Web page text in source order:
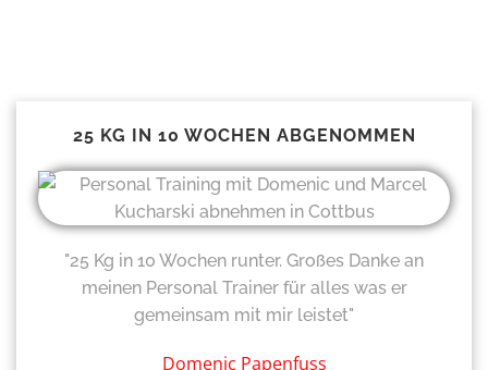
25 KG IN 10 WOCHEN ABGENOMMEN
"25 Kg in 10 Wochen runter. Großes Danke an
meinen Personal Trainer für alles was er
gemeinsam mit mir leistet"
Domenic Papenfuss